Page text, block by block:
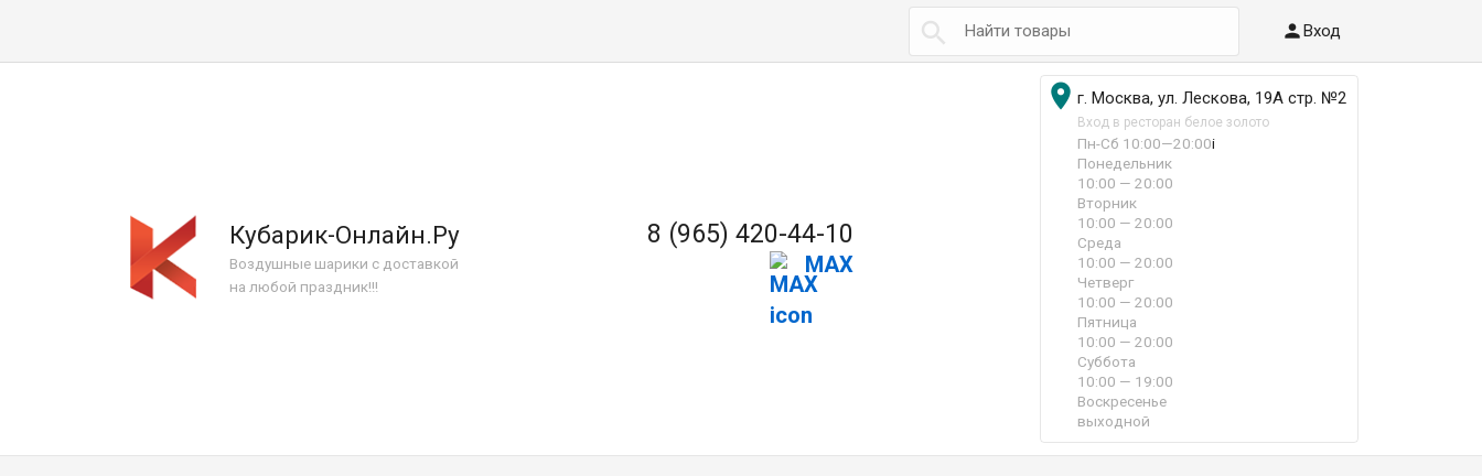
 Вход
Кубарик-Онлайн.Ру
Воздушные шарики с доставкой
на любой праздник!!!
8 (965) 420-44-10
MAX
 г. Москва, ул. Лескова, 19А стр. №2
Вход в ресторан белое золото
Пн-Сб 10:00—20:00i
Понедельник
10:00 — 20:00
Вторник
10:00 — 20:00
Среда
10:00 — 20:00
Четверг
10:00 — 20:00
Пятница
10:00 — 20:00
Суббота
10:00 — 19:00
Воскресенье
выходной